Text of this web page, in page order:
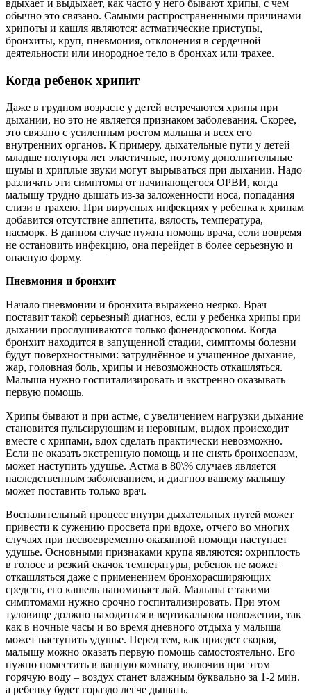
вдыхает и выдыхает, как часто у него бывают хрипы, с чем
обычно это связано. Самыми распространенными причинами
хрипоты и кашля являются: астматические приступы,
бронхиты, круп, пневмония, отклонения в сердечной
деятельности или инородное тело в бронхах или трахее.
Когда ребенок хрипит
Даже в грудном возрасте у детей встречаются хрипы при
дыхании, но это не является признаком заболевания. Скорее,
это связано с усиленным ростом малыша и всех его
внутренних органов. К примеру, дыхательные пути у детей
младше полутора лет эластичные, поэтому дополнительные
шумы и хриплые звуки могут вырываться при дыхании. Надо
различать эти симптомы от начинающегося ОРВИ, когда
малышу трудно дышать из-за заложенности носа, попадания
слизи в трахею. При вирусных инфекциях у ребенка к хрипам
добавится отсутствие аппетита, вялость, температура,
насморк. В данном случае нужна помощь врача, если вовремя
не остановить инфекцию, она перейдет в более серьезную и
опасную форму.
Пневмония и бронхит
Начало пневмонии и бронхита выражено неярко. Врач
поставит такой серьезный диагноз, если у ребенка хрипы при
дыхании прослушиваются только фонендоскопом. Когда
бронхит находится в запущенной стадии, симптомы болезни
будут поверхностными: затруднённое и учащенное дыхание,
жар, головная боль, хрипы и невозможность откашляться.
Малыша нужно госпитализировать и экстренно оказывать
первую помощь.
Хрипы бывают и при астме, с увеличением нагрузки дыхание
становится пульсирующим и неровным, выдох происходит
вместе с хрипами, вдох сделать практически невозможно.
Если не оказать экстренную помощь и не снять бронхоспазм,
может наступить удушье. Астма в 80\% случаев является
наследственным заболеванием, и диагноз вашему малышу
может поставить только врач.
Воспалительный процесс внутри дыхательных путей может
привести к сужению просвета при вдохе, отчего во многих
случаях при несвоевременно оказанной помощи наступает
удушье. Основными признаками крупа являются: охриплость
в голосе и резкий скачок температуры, ребенок не может
откашляться даже с применением бронхорасширяющих
средств, его кашель напоминает лай. Малыша с такими
симптомами нужно срочно госпитализировать. При этом
туловище должно находиться в вертикальном положении, так
как в ночные часы и во время дневного отдыха у малыша
может наступить удушье. Перед тем, как приедет скорая,
малышу можно оказать первую помощь самостоятельно. Его
нужно поместить в ванную комнату, включив при этом
горячую воду – воздух станет влажным буквально за 1-2 мин.
а ребенку будет гораздо легче дышать.